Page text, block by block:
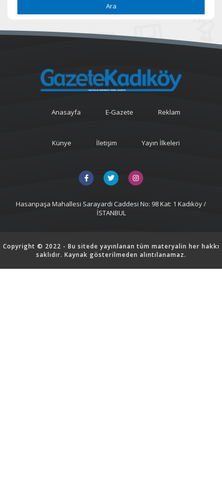
Ara
Anasayfa E-Gazete Reklam
Künye İletişim Yayın İlkeleri
Hasanpaşa Mahallesi Sarayardi Caddesi No: 98 Kat: 1 Kadıköy /
İSTANBUL
Copyright © 2022 - Bu sitede yayınlanan tüm materyalin her hakkı
saklıdır. Kaynak gösterilmeden alıntılanamaz.